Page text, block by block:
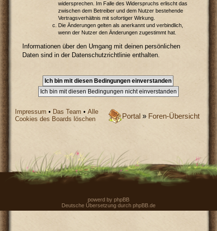
widersprechen. Im Falle des Widerspruchs erlischt das
zwischen dem Betreiber und dem Nutzer bestehende
Vertragsverhältnis mit sofortiger Wirkung.
Die Änderungen gelten als anerkannt und verbindlich,
wenn der Nutzer den Änderungen zugestimmt hat.
Informationen über den Umgang mit deinen persönlichen
Daten sind in der Datenschutzrichtlinie enthalten.
Portal » Foren-Übersicht
Impressum • Das Team •Alle
Cookies des Boards löschen
powerd by phpBB
Deutsche Übersetzung durch phpBB.de